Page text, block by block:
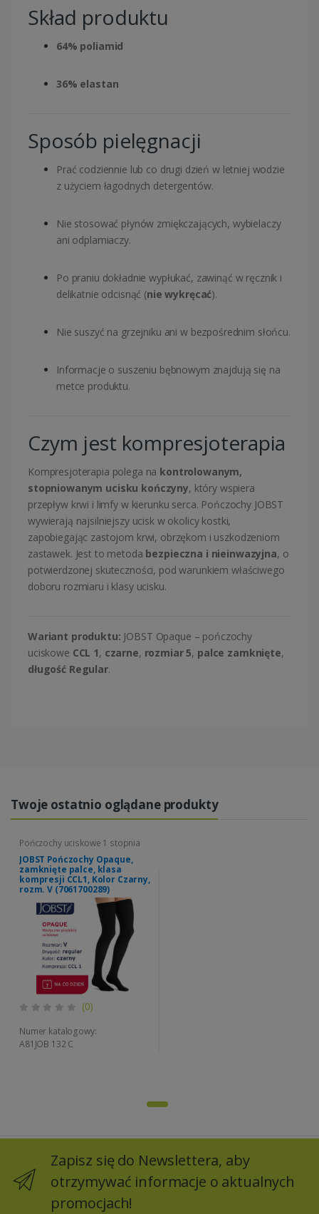
Skład produktu
64% poliamid
36% elastan
Sposób pielęgnacji
Prać codziennie lub co drugi dzień w letniej wodzie
z użyciem łagodnych detergentów.
Nie stosować płynów zmiękczających, wybielaczy
ani odplamiaczy.
Po praniu dokładnie wypłukać, zawinąć w ręcznik i
delikatnie odcisnąć (nie wykręcać).
Nie suszyć na grzejniku ani w bezpośrednim słońcu.
Informacje o suszeniu bębnowym znajdują się na
metce produktu.
Czym jest kompresjoterapia
Kompresjoterapia polega na kontrolowanym,
stopniowanym ucisku kończyny, który wspiera
przepływ krwi i limfy w kierunku serca. Pończochy JOBST
wywierają najsilniejszy ucisk w okolicy kostki,
zapobiegając zastojom krwi, obrzękom i uszkodzeniom
zastawek. Jest to metoda bezpieczna i nieinwazyjna, o
potwierdzonej skuteczności, pod warunkiem właściwego
doboru rozmiaru i klasy ucisku.
Wariant produktu: JOBST Opaque – pończochy
uciskowe CCL 1, czarne, rozmiar 5, palce zamknięte,
długość Regular.
Twoje ostatnio oglądane produkty
Pończochy uciskowe 1 stopnia
JOBST Pończochy Opaque,
zamknięte palce, klasa
kompresji CCL1, Kolor Czarny,
rozm. V (7061700289)
(0)
Numer katalogowy:
A81JOB 132 C
Zapisz się do Newslettera, aby
otrzymywać informacje o aktualnych
promocjach!